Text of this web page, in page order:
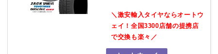
＼激安輸入タイヤならオートウ
ェイ！全国3300店舗の提携店
で交換も楽々／